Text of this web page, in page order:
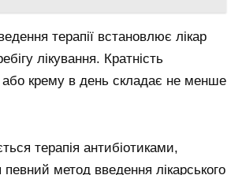
терапії встановлює лікар
лікування. Кратність
або крему в день складає не менше
терапія антибіотиками,
певний метод введення лікарського